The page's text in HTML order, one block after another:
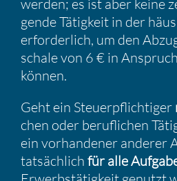
werden; es ist aber keine
gende Tätig­keit in der
erfor­der­lich, um den
schale von 6 € in
können.
Geht ein Steuer­pflich­tiger
chen oder beruf­li­chen
ein vorhan­dener anderer
tatsäch­lich für alle